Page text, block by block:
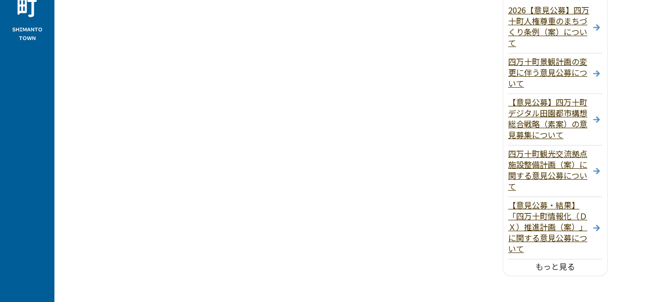
2026【意見公募】四万
十町人権尊重のまちづ
くり条例（案）につい
て
四万十町景観計画の変
更に伴う意見公募につ
いて
【意見公募】四万十町
デジタル田園都市構想
総合戦略（素案）の意
見募集について
四万十町観光交流拠点
施設整備計画（案）に
関する意見公募につい
て
【意見公募・結果】
「四万十町情報化（Ｄ
Ｘ）推進計画（案）」
に関する意見公募につ
いて
もっと見る